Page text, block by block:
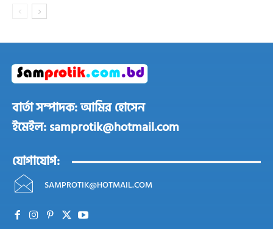
বার্তা সম্পাদক: আমির হোসেন
ইমেইল: samprotik@hotmail.com
যোগাযোগ:
SAMPROTIK@HOTMAIL.COM